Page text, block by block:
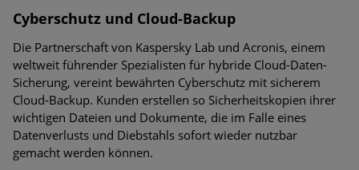
Cyberschutz und Cloud-Backup
Die Partnerschaft von Kaspersky Lab und Acronis, einem
weltweit führender Spezialisten für hybride Cloud-Daten-
Sicherung, vereint bewährten Cyberschutz mit sicherem
Cloud-Backup. Kunden erstellen so Sicherheitskopien ihrer
wichtigen Dateien und Dokumente, die im Falle eines
Datenverlusts und Diebstahls sofort wieder nutzbar
gemacht werden können.